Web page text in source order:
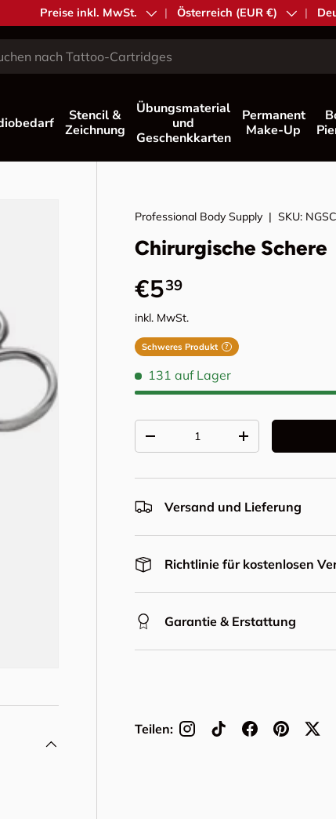
MwSt.
Preise inkl. MwSt. Land/Region
Österreich (EUR €) Sprache
Stencil &
Zeichnung
Übungsmaterial
und
Geschenkkarten
Permanent
Make-Up
Professional Body Supply|SKU: NGSC
Chirurgische Schere
Normaler Preis
€539
inkl. MwSt.
Schweres Produkt ?
131 auf Lager
Menge verringernMenge erhöhen
Versand und Lieferung
Richtlinie für kostenlosen
Garantie & Erstattung
Teilen: